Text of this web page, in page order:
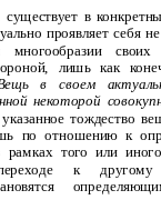
в
проявляет себя
многообразии
лишь как
в своем
некоторой
тождество
по отношению к
рамках того или
к другому